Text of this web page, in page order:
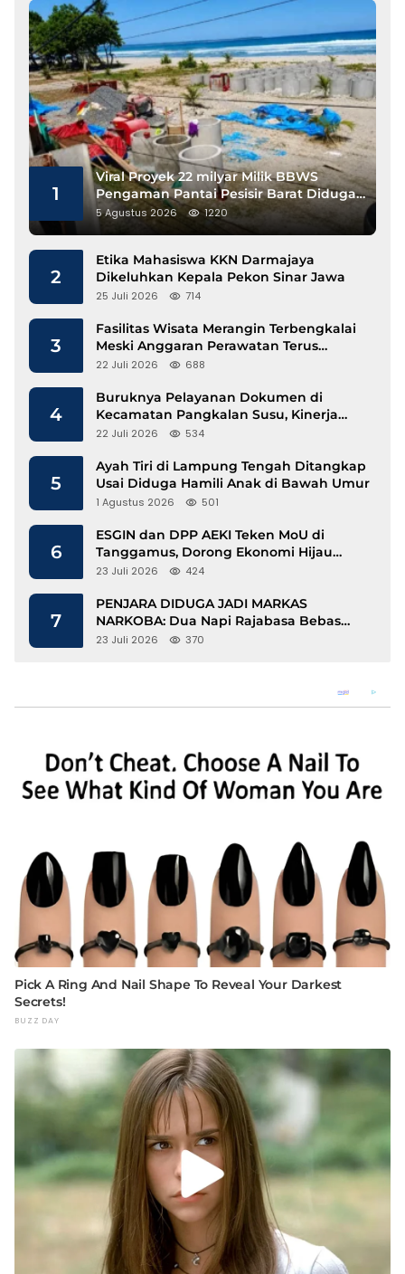
1
Viral Proyek 22 milyar Milik BBWS
Pengaman Pantai Pesisir Barat Diduga
Gunakan Besi Banci
5 Agustus 2026 1220
2
Etika Mahasiswa KKN Darmajaya
Dikeluhkan Kepala Pekon Sinar Jawa
25 Juli 2026 714
3
Fasilitas Wisata Merangin Terbengkalai
Meski Anggaran Perawatan Terus
Mengalir
22 Juli 2026 688
4
Buruknya Pelayanan Dokumen di
Kecamatan Pangkalan Susu, Kinerja
Disdukcapil Langkat Disorot
22 Juli 2026 534
5
Ayah Tiri di Lampung Tengah Ditangkap
Usai Diduga Hamili Anak di Bawah Umur
1 Agustus 2026 501
6
ESGIN dan DPP AEKI Teken MoU di
Tanggamus, Dorong Ekonomi Hijau
Berbasis Kopi dan Perdagangan Karbon
23 Juli 2026 424
7
PENJARA DIDUGA JADI MARKAS
NARKOBA: Dua Napi Rajabasa Bebas
Gunakan HP, Muncul Dugaan
23 Juli 2026 370